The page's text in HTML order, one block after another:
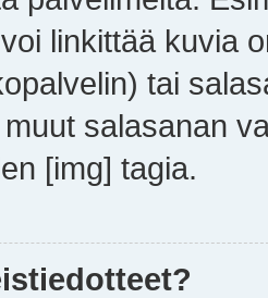
linkittää kuvia
tai
salasanan
[img] tagia.